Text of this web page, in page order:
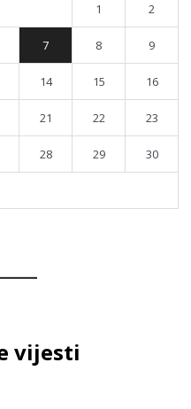
1 2
7 8 9
14 15 16
21 22 23
28 29 30
vijesti